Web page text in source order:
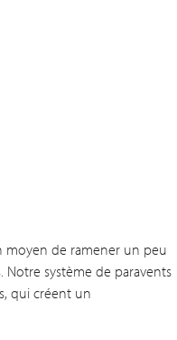
moyen de ramener un peu
Notre système de paravents
qui créent un